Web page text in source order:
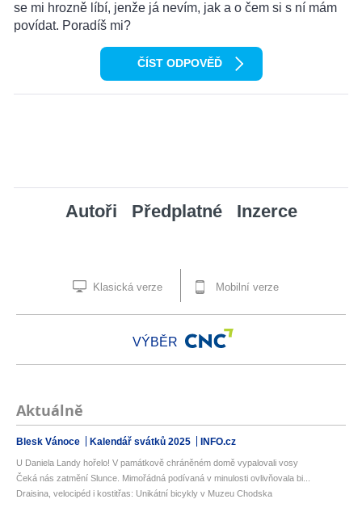
se mi hrozně líbí, jenže já nevím, jak a o čem si s ní mám
povídat. Poradíš mi?
ČÍST ODPOVĚĎ
Autoři Předplatné Inzerce
Klasická verze Mobilní verze
VÝBĚR
Aktuálně
Blesk Vánoce Kalendář svátků 2025 INFO.cz
U Daniela Landy hořelo! V památkově chráněném domě vypalovali vosy
Čeká nás zatmění Slunce. Mimořádná podívaná v minulosti ovlivňovala bi...
Draisina, velocipéd i kostitřas: Unikátní bicykly v Muzeu Chodska